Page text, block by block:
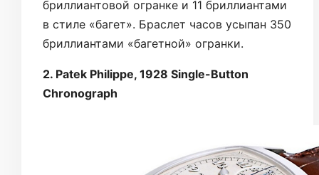
бриллиантовой огранке и 11 бриллиантами
в стиле «багет». Браслет часов усыпан 350
бриллиантами «багетной» огранки.
2. Patek Philippe, 1928 Single-Button
Chronograph